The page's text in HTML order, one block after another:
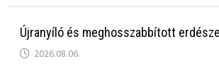
Újranyíló és meghosszabbított
2026.08.06.